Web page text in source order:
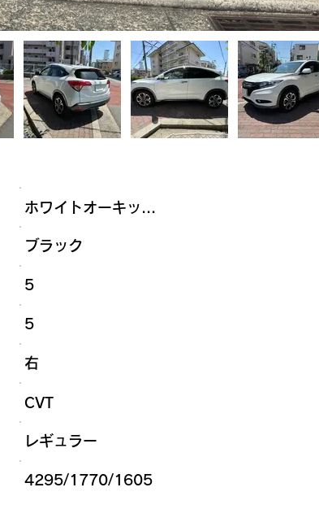
ホワイトオーキッ...
ブラック
5
5
右
CVT
レギュラー
4295/1770/1605